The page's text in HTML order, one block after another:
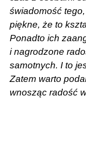
świadomość
piękne, że to
Ponadto ich
i nagrodzone
samotnych. I to
Zatem warto
wnosząc radość